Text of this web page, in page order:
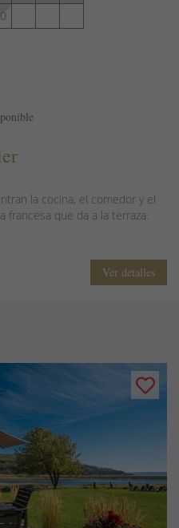
la cocina, el comedor y el
francesa que da a la terraza.
Ver detalles